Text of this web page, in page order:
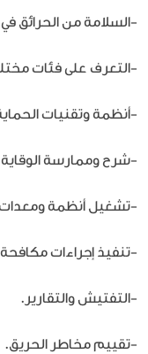
-السلامة من الحرائق في
-التعرف على فئات
-أنظمة وتقنيات
-شرح وممارسة الوقاية
-تشغيل أنظمة ومعدات
-تنفيذ إجراءات مكافحة
-التفتيش والتقارير.
-تقييم مخاطر الحريق.